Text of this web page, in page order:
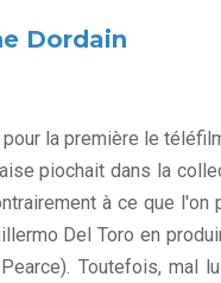
Dordain
la première le
piochait dans la
à ce que l'on
Del Toro en
Toutefois, mal